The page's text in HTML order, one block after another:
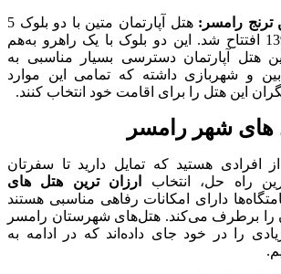
هتل آپارتمان متین با دو بلوک 5
طبقه‌ای در سال 1396 افتتاح شد. این دو بلوک با یک راهرو به‌هم
آپارتمان دسترسی بسیار مناسبی به
و شهربازی داشته که تمامی این موارد
این هتل را برای اقامت خود انتخاب کنند.
های شهر رامسر
افرادی هستید که تمایل دارید تا سفرتان
راه حل، انتخاب
ارزان ترین هتل های
دارای امکانات رفاهی مناسبی هستند
را برطرف می‌کند. هتل‌های شهرستان رامسر
را در خود جای داده‌اند که در ادامه به